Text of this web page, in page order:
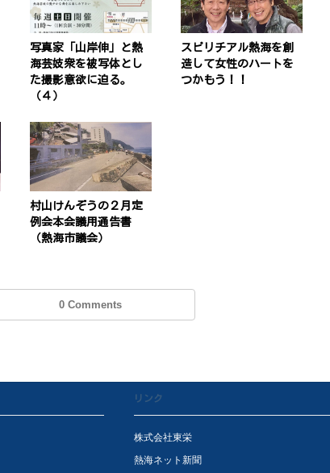
写真家「山岸伸」と熱
海芸妓衆を被写体とし
た撮影意欲に迫る。
（４）
スピリチアル熱海を創
造して女性のハートを
つかもう！！
村山けんぞうの２月定
例会本会議用通告書
（熱海市議会）
0 Comments
リンク
株式会社東栄
熱海ネット新聞